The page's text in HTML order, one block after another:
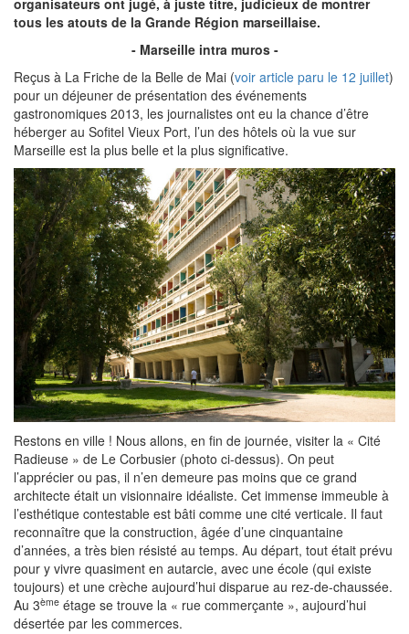
organisateurs ont jugé, à juste titre, judicieux de montrer
tous les atouts de la Grande Région marseillaise.
- Marseille intra muros -
Reçus à La Friche de la Belle de Mai (voir article paru le 12 juillet)
pour un déjeuner de présentation des événements
gastronomiques 2013, les journalistes ont eu la chance d’être
héberger au Sofitel Vieux Port, l’un des hôtels où la vue sur
Marseille est la plus belle et la plus significative.
Restons en ville ! Nous allons, en fin de journée, visiter la « Cité
Radieuse » de Le Corbusier (photo ci-dessus). On peut
l’apprécier ou pas, il n’en demeure pas moins que ce grand
architecte était un visionnaire idéaliste. Cet immense immeuble à
l’esthétique contestable est bâti comme une cité verticale. Il faut
reconnaître que la construction, âgée d’une cinquantaine
d’années, a très bien résisté au temps. Au départ, tout était prévu
pour y vivre quasiment en autarcie, avec une école (qui existe
toujours) et une crèche aujourd’hui disparue au rez-de-chaussée.
Au 3ème étage se trouve la « rue commerçante », aujourd’hui
désertée par les commerces.